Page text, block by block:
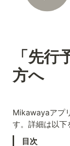
「先
方へ
Mikawayaアプ
す。詳細は以下
目次